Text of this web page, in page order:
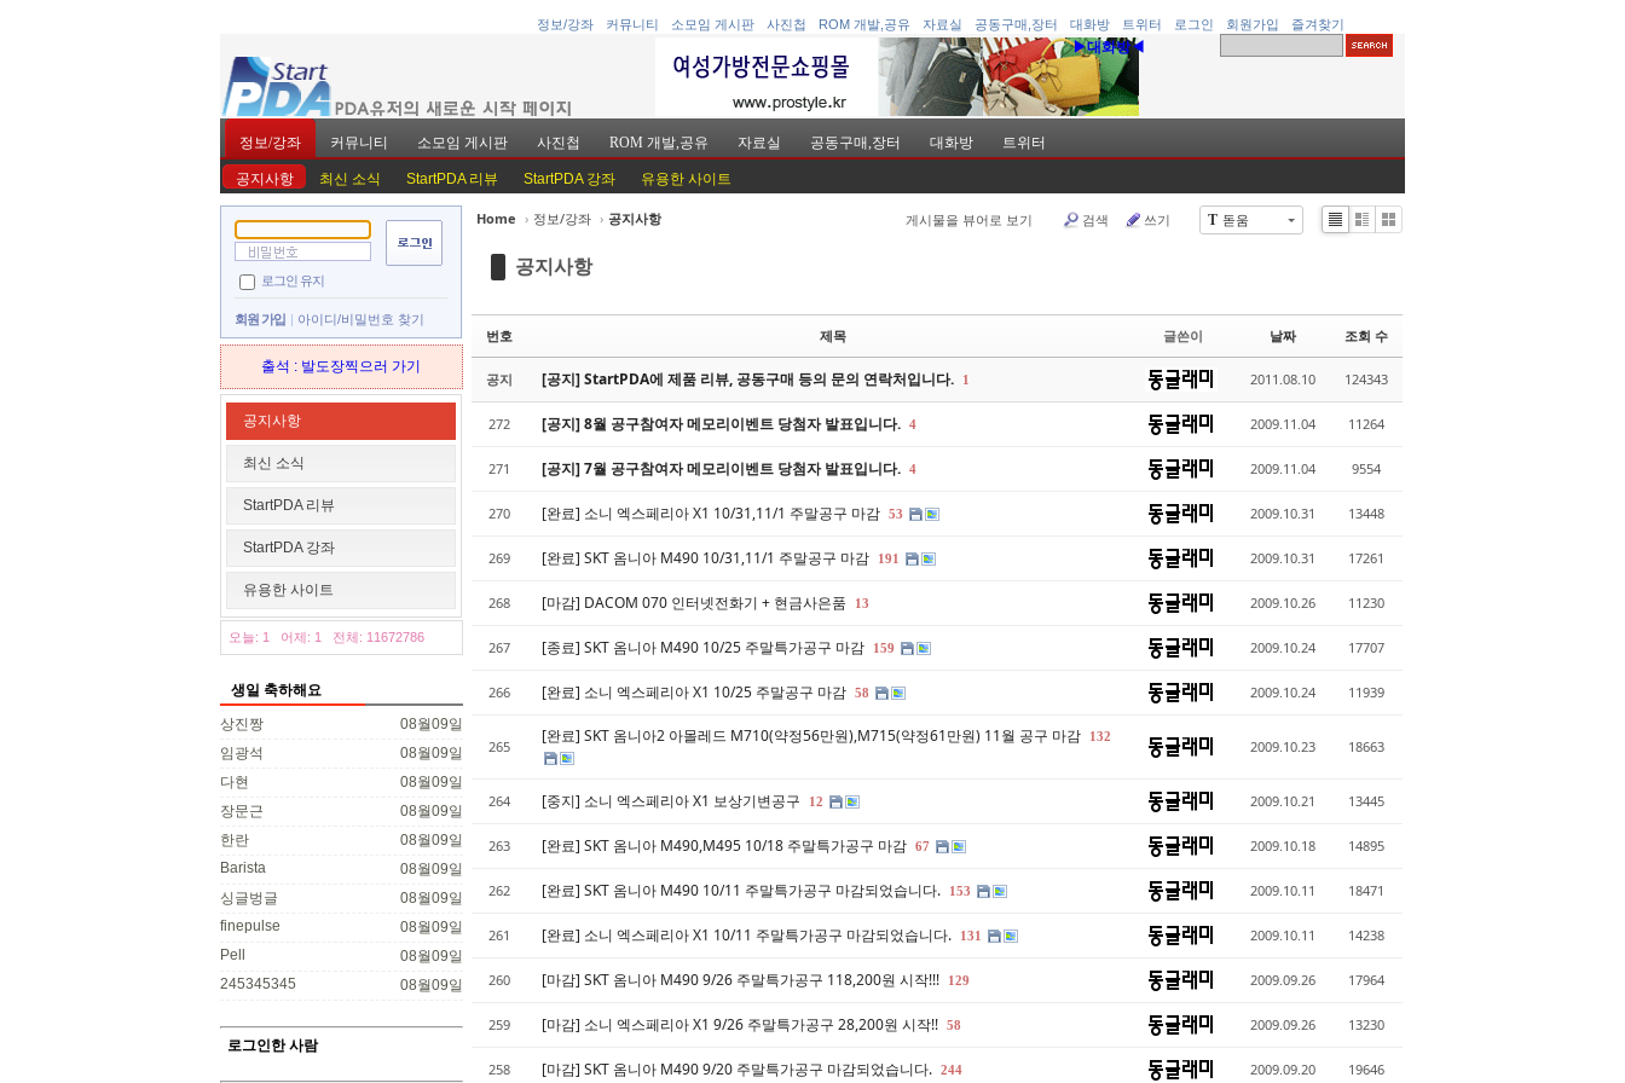
정보/강좌 커뮤니티 소모임 게시판 사진첩 ROM 개발,공유 자료실 공동구매,장터 대화방 트위터 로그인 회원가입 즐겨찾기
▶대화방◀
정보/강좌 커뮤니티 소모임 게시판 사진첩 ROM 개발,공유 자료실 공동구매,장터 대화방 트위터
공지사항 최신 소식 StartPDA 리뷰 StartPDA 강좌 유용한 사이트
로그인 유지
회원 가입 아이디/비밀번호 찾기
출석 : 발도장찍으러 가기
공지사항
최신 소식
StartPDA 리뷰
StartPDA 강좌
유용한 사이트
오늘: 1 어제: 1 전체: 11672786
생일 축하해요
08월09일
상진짱
08월09일
임광석
08월09일
다현
08월09일
장문근
08월09일
한란
08월09일
Barista
08월09일
싱글벙글
08월09일
finepulse
08월09일
Pell
08월09일
245345345
로그인한 사람
Home › 정보/강좌 › 공지사항 T 돋움
게시물을 뷰어로 보기 검색 쓰기
공지사항
Li
Zi
G
번호 제목 글쓴이 날짜 조회 수
공지 [공지] StartPDA에 제품 리뷰, 공동구매 등의 문의 연락처입니다. 1 2011.08.10 124343
272 [공지] 8월 공구참여자 메모리이벤트 당첨자 발표입니다. 4 2009.11.04 11264
271 [공지] 7월 공구참여자 메모리이벤트 당첨자 발표입니다. 4 2009.11.04 9554
270 [완료] 소니 엑스페리아 X1 10/31,11/1 주말공구 마감 53 2009.10.31 13448
269 [완료] SKT 옴니아 M490 10/31,11/1 주말공구 마감 191 2009.10.31 17261
268 [마감] DACOM 070 인터넷전화기 + 현금사은품 13 2009.10.26 11230
267 [종료] SKT 옴니아 M490 10/25 주말특가공구 마감 159 2009.10.24 17707
266 [완료] 소니 엑스페리아 X1 10/25 주말공구 마감 58 2009.10.24 11939
265
[완료] SKT 옴니아2 아몰레드 M710(약정56만원),M715(약정61만원) 11월 공구 마감 132
2009.10.23 18663
264 [중지] 소니 엑스페리아 X1 보상기변공구 12 2009.10.21 13445
263 [완료] SKT 옴니아 M490,M495 10/18 주말특가공구 마감 67 2009.10.18 14895
262 [완료] SKT 옴니아 M490 10/11 주말특가공구 마감되었습니다. 153 2009.10.11 18471
261 [완료] 소니 엑스페리아 X1 10/11 주말특가공구 마감되었습니다. 131 2009.10.11 14238
260 [마감] SKT 옴니아 M490 9/26 주말특가공구 118,200원 시작!!! 129 2009.09.26 17964
259 [마감] 소니 엑스페리아 X1 9/26 주말특가공구 28,200원 시작!! 58 2009.09.26 13230
258 [마감] SKT 옴니아 M490 9/20 주말특가공구 마감되었습니다. 244 2009.09.20 19646
Sketchbook5, 스케치북5
Sketchbook5, 스케치북5
Sketchbook5, 스케치북5
Sketchbook5, 스케치북5